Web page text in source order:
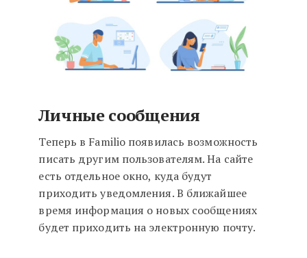
Личные сообщения
Теперь в Familio появилась возможность
писать другим пользователям. На сайте
есть отдельное окно, куда будут
приходить уведомления. В ближайшее
время информация о новых сообщениях
будет приходить на электронную почту.